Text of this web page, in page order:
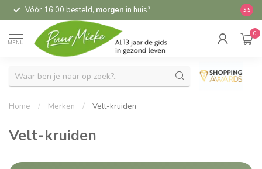
Vóór 16:00 besteld, morgen in huis* 9.5
MENU
0
Home / Merken / Velt-kruiden
Velt-kruiden